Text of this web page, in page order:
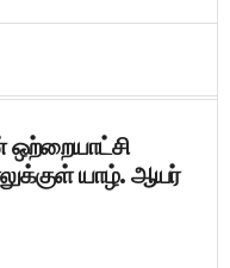
ஒற்றையாட்சி
யாழ். ஆயர்